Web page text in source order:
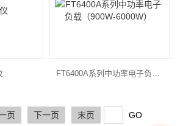
FT6400A系列中功率电子负载（900W-6000W）
页 下一页 末页